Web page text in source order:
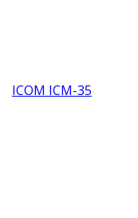
ICOM ICM-35